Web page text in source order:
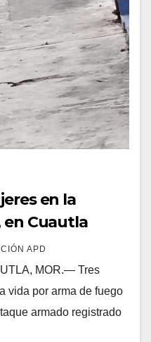
en la
en Cuautla
APD
MOR.— Tres
vida por arma de fuego
armado registrado